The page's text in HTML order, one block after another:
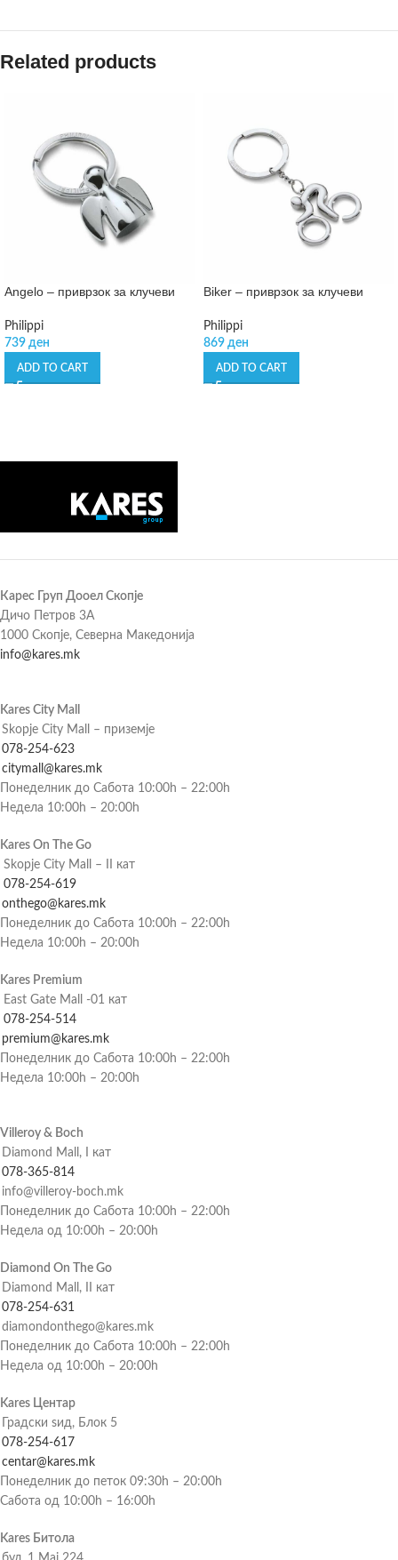
Related products
Angelo – приврзок за клучеви
Philippi
739 ден
ADD TO CART
Biker – приврзок за клучеви
Philippi
869 ден
ADD TO CART
Карес Груп Дооел Скопје
Дичо Петров 3А
1000 Скопје, Северна Македонија
info@kares.mk
Kares City Mall
Skopje City Mall – приземје
078-254-623
citymall@kares.mk
Понеделник до Сабота 10:00h – 22:00h
Недела 10:00h – 20:00h
Kares On The Go
Skopje City Mall – II кат
078-254-619
onthego@kares.mk
Понеделник до Сабота 10:00h – 22:00h
Недела 10:00h – 20:00h
Kares Premium
East Gate Mall -01 кат
078-254-514
premium@kares.mk
Понеделник до Сабота 10:00h – 22:00h
Недела 10:00h – 20:00h
Villeroy & Boch
Diamond Mall, I кат
078-365-814
info@villeroy-boch.mk
Понеделник до Сабота 10:00h – 22:00h
Недела од 10:00h – 20:00h
Diamond On The Go
Diamond Mall, II кат
078-254-631
diamondonthego@kares.mk
Понеделник до Сабота 10:00h – 22:00h
Недела од 10:00h – 20:00h
Kares Центар
Градски ѕид, Блок 5
078-254-617
centar@kares.mk
Понеделник до петок 09:30h – 20:00h
Сабота од 10:00h – 16:00h
Kares Битола